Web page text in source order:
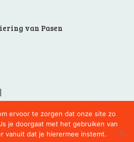
van Pasen
ervoor te zorgen dat onze site zo
je doorgaat met het gebruiken van
vanuit dat je hierermee instemt.